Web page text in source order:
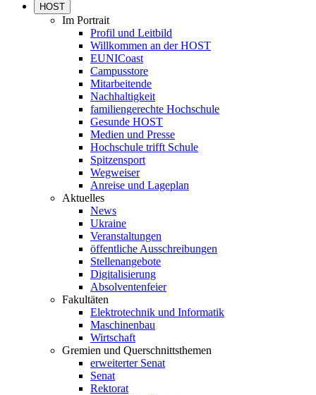
HOST
Im Portrait
Profil und Leitbild
Willkommen an der HOST
EUNICoast
Campusstore
Mitarbeitende
Nachhaltigkeit
familiengerechte Hochschule
Gesunde HOST
Medien und Presse
Hochschule trifft Schule
Spitzensport
Wegweiser
Anreise und Lageplan
Aktuelles
News
Ukraine
Veranstaltungen
öffentliche Ausschreibungen
Stellenangebote
Digitalisierung
Absolventenfeier
Fakultäten
Elektrotechnik und Informatik
Maschinenbau
Wirtschaft
Gremien und Querschnittsthemen
erweiterter Senat
Senat
Rektorat